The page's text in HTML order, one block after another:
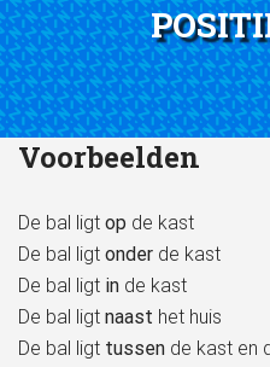
Voorbeelden
De bal ligt op de kast
De bal ligt onder de kast
De bal ligt in de kast
De bal ligt naast het huis
De bal ligt tussen de kast en